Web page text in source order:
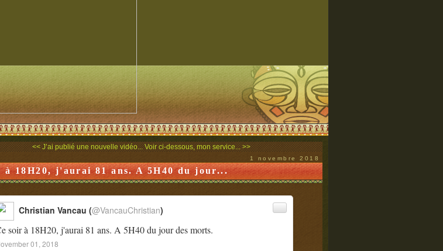
<< J’ai publié une nouvelle vidéo... Voir ci-dessous, mon service... >>
1 novembre 2018
à 18H20, j'aurai 81 ans. A 5H40 du jour...
soir à 18H20, j'aurai 81 ans. A 5H40 du jour des morts.
Christian Vancau (@VancauChristian)
01, 2018